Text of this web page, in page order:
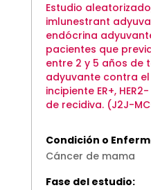
Estudio
imlunestrant
endócrina
pacientes que
entre 2 y 5 años de
adyuvante contra
incipiente ER+,
de recidiva. (J2J-
Condición o
Cáncer de mama
Fase del estudio: